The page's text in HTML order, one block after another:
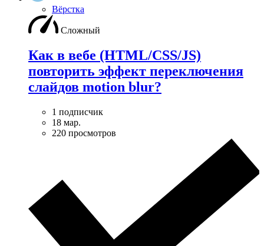
Вёрстка
Сложный
Как в вебе (HTML/CSS/JS)
повторить эффект переключения
слайдов motion blur?
1 подписчик
18 мар.
220 просмотров